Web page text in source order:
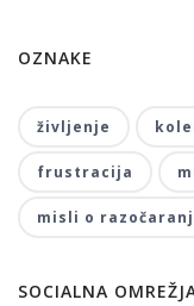
OZNAKE
življenje
frustracija
misli o
SOCIALNA